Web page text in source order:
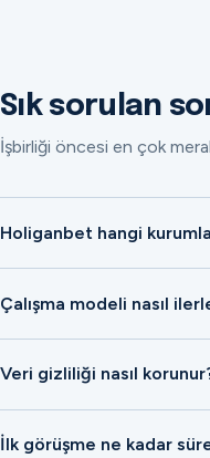
Sık sorulan
İşbirliği öncesi en çok
Holiganbet hangi
Çalışma modeli nasıl
Veri gizliliği nasıl
İlk görüşme ne kadar